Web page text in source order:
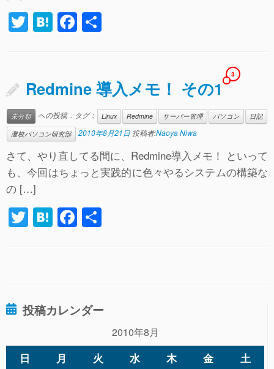
T
er
H
n
a
F
e
b
o
o
k
Redmine 導入メモ！ その1
3
未分類 への投稿．タグ： Linux Redmine サーバー管理 パソコン
日記
灘校パソコン研究部
2010年8月21日 投稿者:Naoya Niwa
さて、やり直してる間に、Redmine導入メモ！ といって
も、今回はちょっと実践的に色々やるシステムの構築な
の […]
T
wi
H
at
F
a
o
k
投稿カレンダー
2010年8月
日 月 火 水 木 金 土